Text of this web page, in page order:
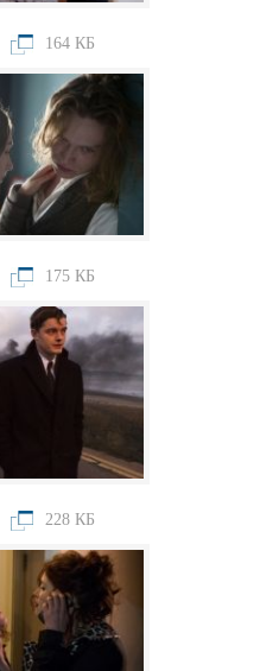
164 КБ
175 КБ
228 КБ